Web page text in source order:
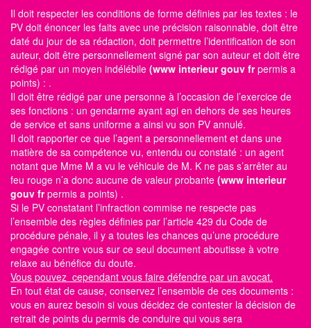
Il doit respecter les conditions de forme définies par les textes : le
PV doit énoncer les faits avec une précision raisonnable, doit être
daté du jour de sa rédaction, doit permettre l’identification de son
auteur, doit être personnellement signé par son auteur et doit être
rédigé par un moyen indélébile (www interieur gouv frpermis a
points) : .
Il doit être rédigé par une personne à l’occasion de l’exercice de
ses fonctions : un gendarme ayant agi en dehors de ses heures
de service et sans uniforme a ainsi vu son PV annulé.
Il doit rapporter ce que l’agent a personnellement et dans une
matière de sa compétence vu, entendu ou constaté : un agent
notant que Mme M a vu le véhicule de M. K ne pas s’arrêter au
feu rouge n’a donc aucune de valeur probante (www interieur
gouv frpermis a points) .
Si le PV constatant l’infraction commise ne respecte pas
l’ensemble des règles définies par l’article 429 du Code de
procédure pénale, il y a toutes les chances qu’une procédure
engagée contre vous sur ce seul document aboutisse à votre
relaxe au bénéfice du doute.
Vous pouvez cependant vous faire défendre par un avocat.
En tout état de cause, conservez l’ensemble de ces documents :
vous en aurez besoin si vous décidez de contester la décision de
retrait de points du permis de conduire qui vous sera